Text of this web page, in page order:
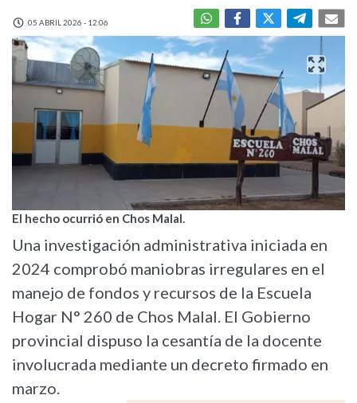
05 ABRIL 2026 - 12:06
El hecho ocurrió en Chos Malal.
Una investigación administrativa iniciada en
2024 comprobó maniobras irregulares en el
manejo de fondos y recursos de la Escuela
Hogar N° 260 de Chos Malal. El Gobierno
provincial dispuso la cesantía de la docente
involucrada mediante un decreto firmado en
marzo.